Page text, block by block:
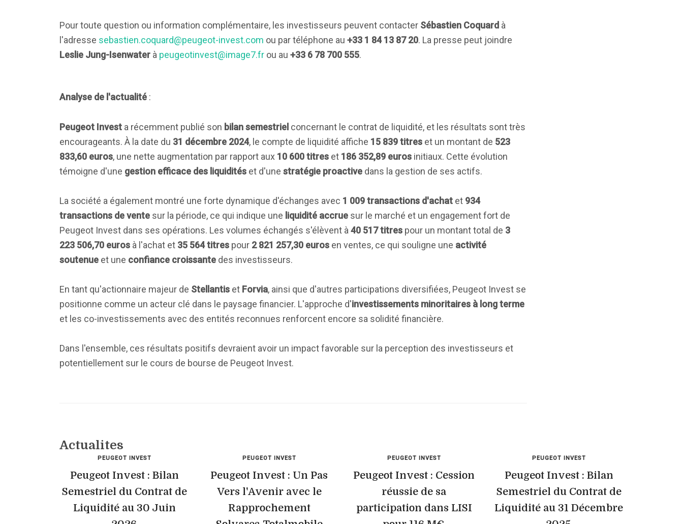
Pour toute question ou information complémentaire, les investisseurs peuvent contacter Sébastien Coquard à
l'adresse sebastien.coquard@peugeot-invest.com ou par téléphone au +33 1 84 13 87 20. La presse peut joindre
Leslie Jung-Isenwater à peugeotinvest@image7.fr ou au +33 6 78 700 555.
Analyse de l'actualité :
Peugeot Invest a récemment publié son bilan semestriel concernant le contrat de liquidité, et les résultats sont très
encourageants. À la date du 31 décembre 2024, le compte de liquidité affiche 15 839 titres et un montant de 523
833,60 euros, une nette augmentation par rapport aux 10 600 titres et 186 352,89 euros initiaux. Cette évolution
témoigne d'une gestion efficace des liquidités et d'une stratégie proactive dans la gestion de ses actifs.
La société a également montré une forte dynamique d'échanges avec 1 009 transactions d'achat et 934
transactions de vente sur la période, ce qui indique une liquidité accrue sur le marché et un engagement fort de
Peugeot Invest dans ses opérations. Les volumes échangés s'élèvent à 40 517 titres pour un montant total de 3
223 506,70 euros à l'achat et 35 564 titres pour 2 821 257,30 euros en ventes, ce qui souligne une activité
soutenue et une confiance croissante des investisseurs.
En tant qu'actionnaire majeur de Stellantis et Forvia, ainsi que d'autres participations diversifiées, Peugeot Invest se
positionne comme un acteur clé dans le paysage financier. L'approche d'investissements minoritaires à long terme
et les co-investissements avec des entités reconnues renforcent encore sa solidité financière.
Dans l'ensemble, ces résultats positifs devraient avoir un impact favorable sur la perception des investisseurs et
potentiellement sur le cours de bourse de Peugeot Invest.
Actualites
PEUGEOT INVEST
Peugeot Invest : Bilan
Semestriel du Contrat de
Liquidité au 30 Juin
PEUGEOT INVEST
Peugeot Invest : Un Pas
Vers l'Avenir avec le
Rapprochement
PEUGEOT INVEST
Peugeot Invest : Cession
réussie de sa
participation dans LISI
PEUGEOT INVEST
Peugeot Invest : Bilan
Semestriel du Contrat de
Liquidité au 31 Décembre